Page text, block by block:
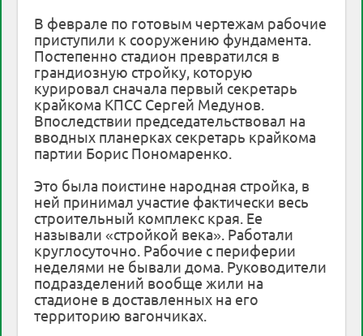
В феврале по готовым чертежам рабочие
приступили к сооружению фундамента.
Постепенно стадион превратился в
грандиозную стройку, которую
курировал сначала первый секретарь
крайкома КПСС Сергей Медунов.
Впоследствии председательствовал на
вводных планерках секретарь крайкома
партии Борис Пономаренко.
Это была поистине народная стройка, в
ней принимал участие фактически весь
строительный комплекс края. Ее
называли «стройкой века». Работали
круглосуточно. Рабочие с периферии
неделями не бывали дома. Руководители
подразделений вообще жили на
стадионе в доставленных на его
территорию вагончиках.